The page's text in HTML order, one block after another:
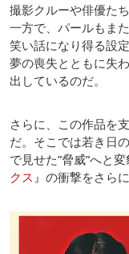
撮影クルーや俳優た
一方で、パールもま
笑い話になり得る設
夢の喪失とともに失
出しているのだ。
さらに、この作品を
だ。そこでは若き日
で見せた”脅威”へと
クス 』の衝撃をさら